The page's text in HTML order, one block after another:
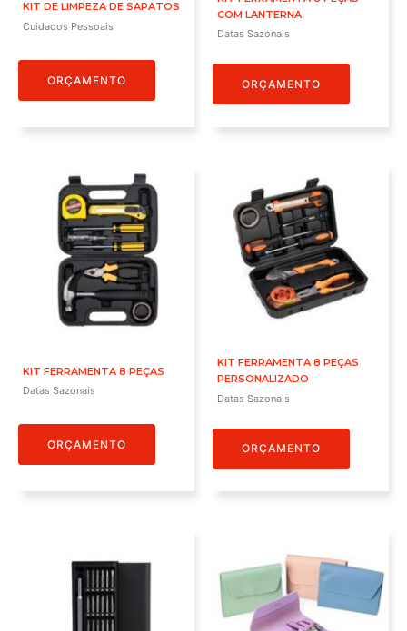
KIT DE LIMPEZA DE SAPATOS
Cuidados Pessoais
ORÇAMENTO
COM LANTERNA
Datas Sazonais
ORÇAMENTO
KIT FERRAMENTA 8 PEÇAS
Datas Sazonais
ORÇAMENTO
KIT FERRAMENTA 8 PEÇAS
PERSONALIZADO
Datas Sazonais
ORÇAMENTO